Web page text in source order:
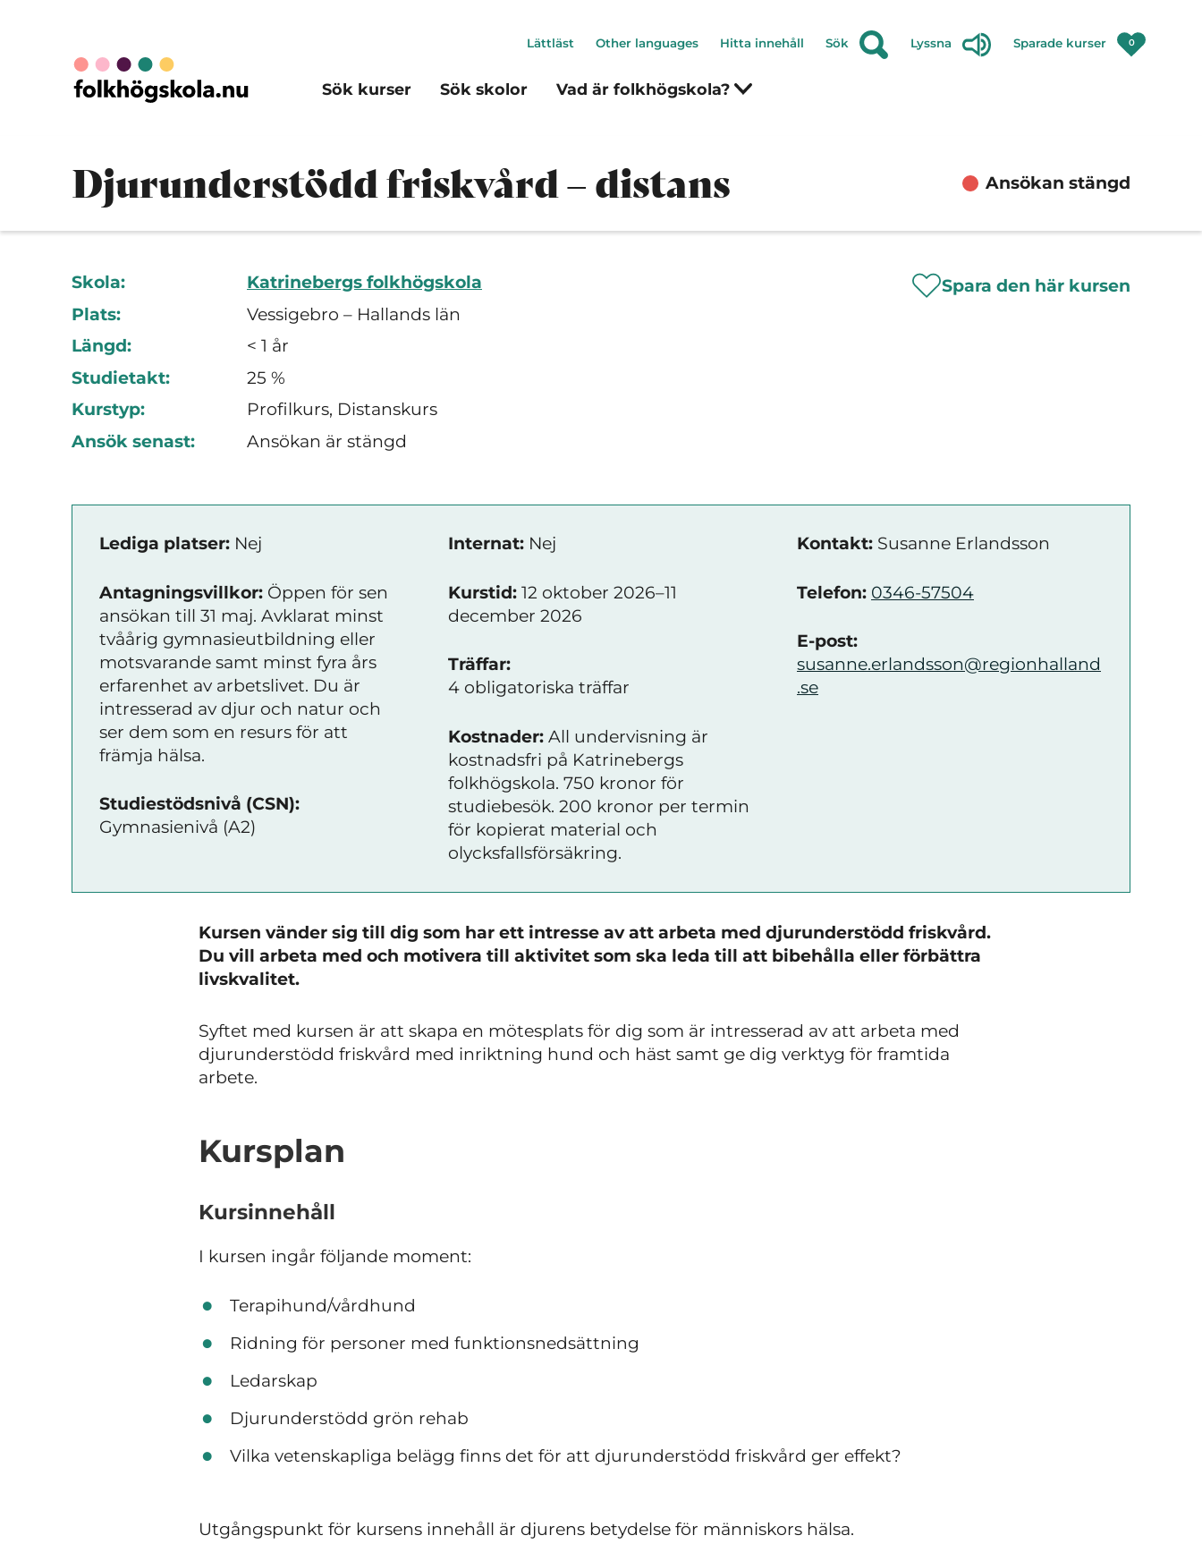
Sök kurser Sök skolor Vad är folkhögskola?
Lättläst Other languages Hitta innehåll Sök Lyssna Sparade kurser 0
Djurunderstödd friskvård – distans Ansökan stängd
Skola:
Katrinebergs folkhögskola
Plats:
Vessigebro – Hallands län
Längd:
< 1 år
Studietakt:
25 %
Kurstyp:
Profilkurs, Distanskurs
Ansök senast:
Ansökan är stängd
Spara den här kursen
Lediga platser: Nej
Antagningsvillkor: Öppen för sen
ansökan till 31 maj. Avklarat minst
tvåårig gymnasieutbildning eller
motsvarande samt minst fyra års
erfarenhet av arbetslivet. Du är
intresserad av djur och natur och
ser dem som en resurs för att
främja hälsa.
Studiestödsnivå (CSN):
Gymnasienivå (A2)
Internat: Nej
Kurstid: 12 oktober 2026–11
december 2026
Träffar:
4 obligatoriska träffar
Kostnader: All undervisning är
kostnadsfri på Katrinebergs
folkhögskola. 750 kronor för
studiebesök. 200 kronor per termin
för kopierat material och
olycksfallsförsäkring.
Kontakt: Susanne Erlandsson
Telefon: 0346-57504
E-post:
susanne.erlandsson@regionhalland
.se
Kursen vänder sig till dig som har ett intresse av att arbeta med djurunderstödd friskvård.
Du vill arbeta med och motivera till aktivitet som ska leda till att bibehålla eller förbättra
livskvalitet.
Syftet med kursen är att skapa en mötesplats för dig som är intresserad av att arbeta med
djurunderstödd friskvård med inriktning hund och häst samt ge dig verktyg för framtida
arbete.
Kursplan
Kursinnehåll
I kursen ingår följande moment:
Terapihund/vårdhund
Ridning för personer med funktionsnedsättning
Ledarskap
Djurunderstödd grön rehab
Vilka vetenskapliga belägg finns det för att djurunderstödd friskvård ger effekt?
Utgångspunkt för kursens innehåll är djurens betydelse för människors hälsa.